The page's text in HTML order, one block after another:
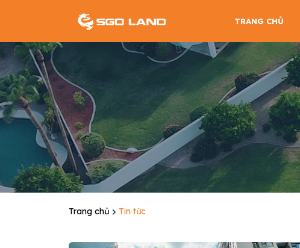
TRANG CHỦ
Trang chủ Tin tức